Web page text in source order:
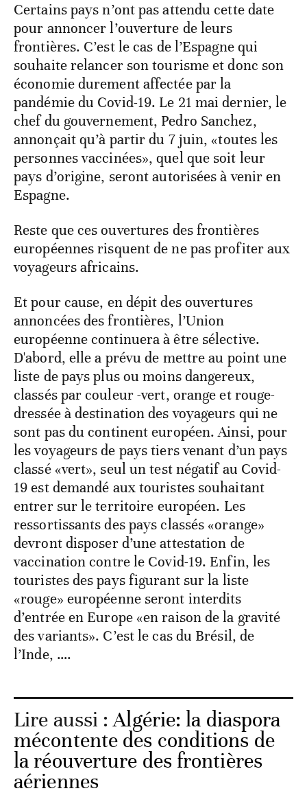
Certains pays n’ont pas attendu cette date
pour annoncer l’ouverture de leurs
frontières. C’est le cas de l’Espagne qui
souhaite relancer son tourisme et donc son
économie durement affectée par la
pandémie du Covid-19. Le 21 mai dernier, le
chef du gouvernement, Pedro Sanchez,
annonçait qu’à partir du 7 juin, «toutes les
personnes vaccinées», quel que soit leur
pays d’origine, seront autorisées à venir en
Espagne.
Reste que ces ouvertures des frontières
européennes risquent de ne pas profiter aux
voyageurs africains.
Et pour cause, en dépit des ouvertures
annoncées des frontières, l’Union
européenne continuera à être sélective.
D'abord, elle a prévu de mettre au point une
liste de pays plus ou moins dangereux,
classés par couleur -vert, orange et rouge-
dressée à destination des voyageurs qui ne
sont pas du continent européen. Ainsi, pour
les voyageurs de pays tiers venant d’un pays
classé «vert», seul un test négatif au Covid-
19 est demandé aux touristes souhaitant
entrer sur le territoire européen. Les
ressortissants des pays classés «orange»
devront disposer d’une attestation de
vaccination contre le Covid-19. Enfin, les
touristes des pays figurant sur la liste
«rouge» européenne seront interdits
d’entrée en Europe «en raison de la gravité
des variants». C’est le cas du Brésil, de
l’Inde, ….
Lire aussi :Algérie: la diaspora
mécontente des conditions de
la réouverture des frontières
aériennes